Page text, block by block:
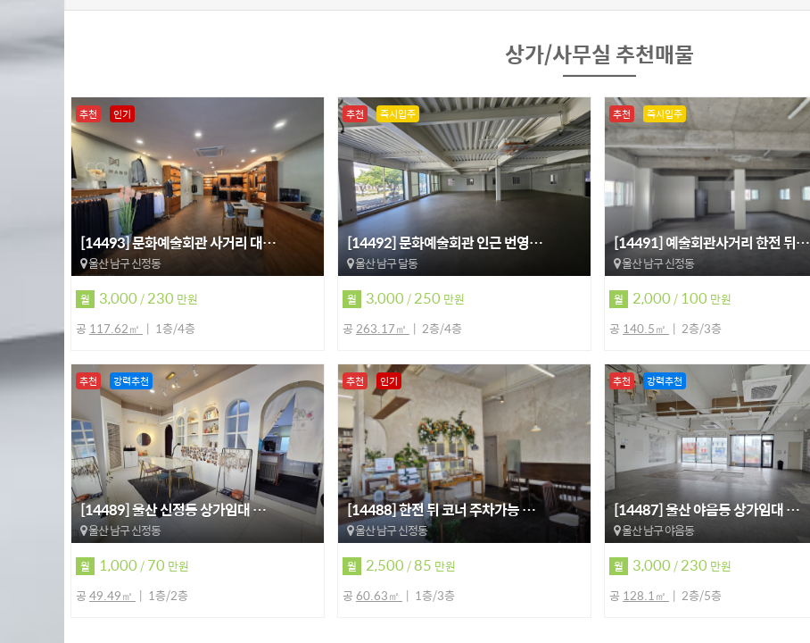
상가/사무실 추천매물
[14493] 문화예술회관 사거리 대…
울산 남구 신정동
추천 인기
월 3,000/230 만원
공 117.62㎡ 1층/4층
[14492] 문화예술회관 인근 번영…
울산 남구 달동
추천 즉시입주
월 3,000/250 만원
공263.17㎡ 2층/4층
[14491] 예술회관사거리 한전 뒤…
울산 남구 신정동
추천 즉시입주
월 2,000/ 100 만원
공 140.5㎡ 2층/3층
[14489] 울산 신정동 상가임대 …
울산 남구 신정동
추천 강력추천
월 1,000/70 만원
공49.49㎡ 1층/2층
[14488] 한전 뒤 코너 주차가능 …
울산 남구 신정동
추천 인기
월 2,500/85 만원
공60.63㎡ 1층/3층
[14487] 울산 야음동 상가임대 …
울산 남구 야음동
추천 강력추천
월 3,000/230 만원
공 128.1㎡ 2층/5층